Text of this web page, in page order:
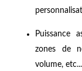
Puissance
zones de
volume, etc...